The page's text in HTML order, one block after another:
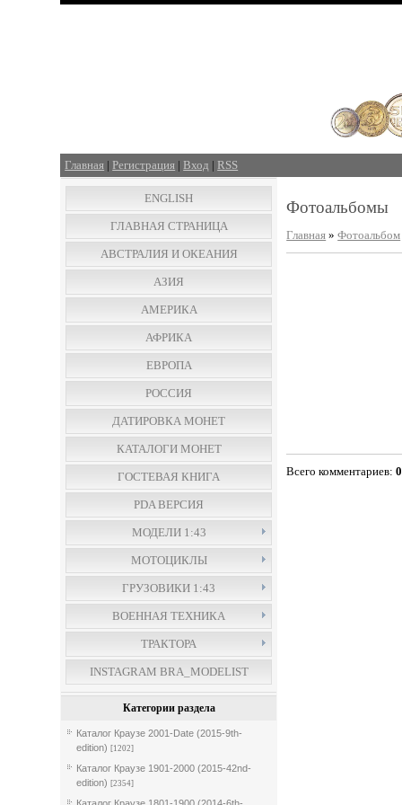
Главная | Регистрация |Вход | RSS
ENGLISH
ГЛАВНАЯ СТРАНИЦА
АВСТРАЛИЯ И ОКЕАНИЯ
АЗИЯ
АМЕРИКА
АФРИКА
ЕВРОПА
РОССИЯ
ДАТИРОВКА МОНЕТ
КАТАЛОГИ МОНЕТ
ГОСТЕВАЯ КНИГА
PDA ВЕРСИЯ
МОДЕЛИ 1:43
МОТОЦИКЛЫ
ГРУЗОВИКИ 1:43
ВОЕННАЯ ТЕХНИКА
ТРАКТОРА
INSTAGRAM BRA_MODELIST
Категории раздела
Каталог Краузе 2001-Date (2015-9th-
edition) [1202]
Каталог Краузе 1901-2000 (2015-42nd-
edition) [2354]
Фотоальбомы
Главная »Фотоальбом
Всего комментариев:0